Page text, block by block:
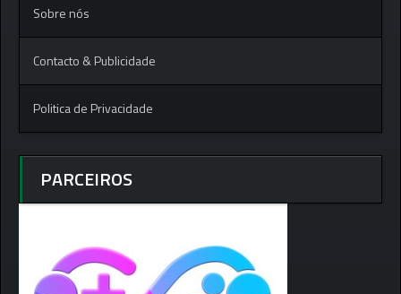
Sobre nós
Contacto & Publicidade
Politica de Privacidade
PARCEIROS